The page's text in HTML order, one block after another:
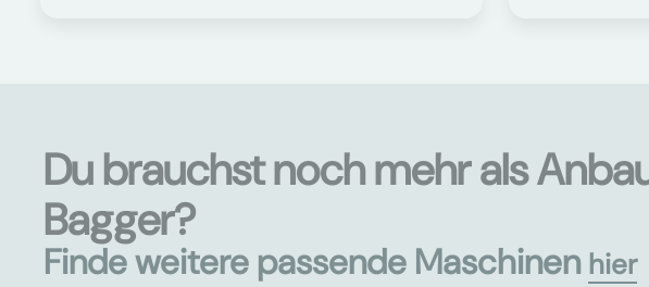
Du brauchst noch mehr als
Bagger?
Finde weitere passende Maschinen hier